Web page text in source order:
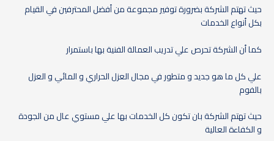
حيث تهتم الشركة بضرورة توفير مجموعة من أفضل المحترفين في القيام
بكل أنواع الخدمات
كما أن الشركة تحرص علي تدريب العمالة الفنية بها باستمرار
علي كل ما هو جديد و متطور في مجال العزل الحراري و المائي و العزل
بالفوم
حيث تهتم الشركة بان تكون كل الخدمات بها علي مستوي عال من الجودة
و الكفاءة العالية